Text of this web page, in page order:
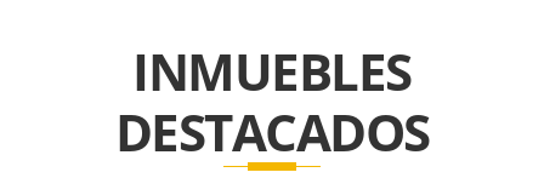
INMUEBLES
DESTACADOS